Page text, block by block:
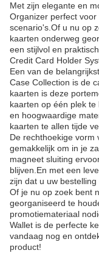
Met zijn elegante en
Organizer perfect
scenario's.Of u nu op
kaarten onderweg
een stijlvol en
Credit Card Holder
Een van de
Case Collection is de
kaarten is deze
kaarten op één plek
en hoogwaardige
kaarten te allen tijde
De rechthoekige vorm
gemakkelijk om in je
magneet sluiting
blijven.En met een
zijn dat u uw
Of je nu op zoek bent
georganiseerd te
promotiemateriaal
Wallet is de perfecte
vandaag nog en
product!